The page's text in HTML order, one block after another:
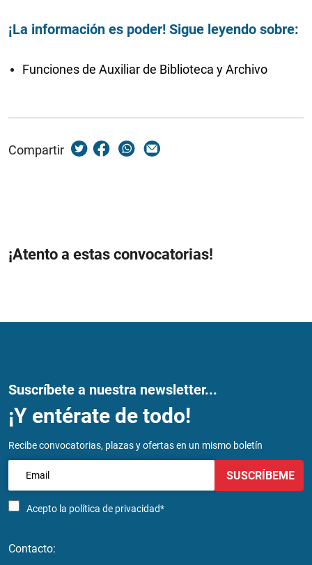
¡La información es poder! Sigue leyendo sobre:
Funciones de Auxiliar de Biblioteca y Archivo
Compartir
¡Atento a estas convocatorias!
Suscríbete a nuestra newsletter...
¡Y entérate de todo!
Recibe convocatorias, plazas y ofertas en un mismo boletín
Acepto la política de privacidad*
SUSCRÍBEME
Contacto: